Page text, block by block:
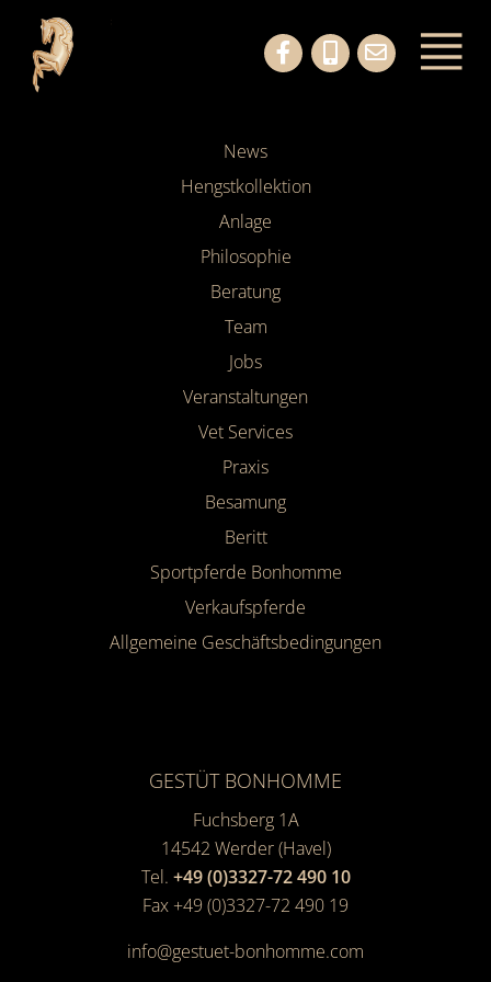
News
Hengstkollektion
Anlage
Philosophie
Beratung
Team
Jobs
Veranstaltungen
Vet Services
Praxis
Besamung
Beritt
Sportpferde Bonhomme
Verkaufspferde
Allgemeine Geschäfts­bedingungen
GESTÜT BONHOMME
Fuchsberg 1A
14542 Werder (Havel)
Tel. +49 (0)3327-72 490 10
Fax +49 (0)3327-72 490 19
info@gestuet-bonhomme.com